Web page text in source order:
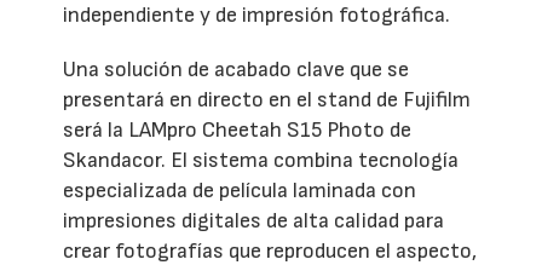
independiente y de impresión fotográfica.
Una solución de acabado clave que se
presentará en directo en el stand de Fujifilm
será la LAMpro Cheetah S15 Photo de
Skandacor. El sistema combina tecnología
especializada de película laminada con
impresiones digitales de alta calidad para
crear fotografías que reproducen el aspecto,